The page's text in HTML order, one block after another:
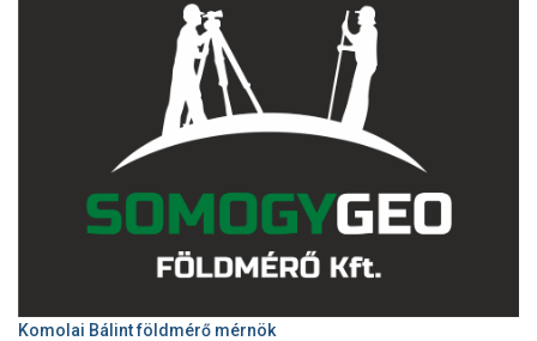
Komolai Bálint földmérő mérnök